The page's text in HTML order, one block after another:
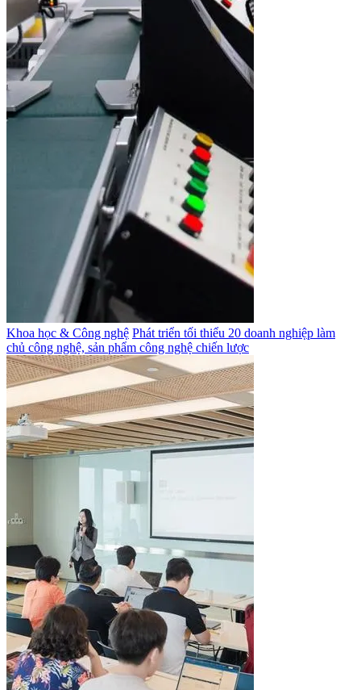
Khoa học & Công nghệ Phát triển tối thiểu 20 doanh nghiệp làm
chủ công nghệ, sản phẩm công nghệ chiến lược